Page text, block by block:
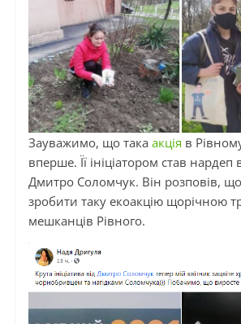
Зауважимо, що така акція в
вперше. Її ініціатором став
Дмитро Соломчук. Він розповів, що
зробити таку екоакцію щорічною
мешканців Рівного.